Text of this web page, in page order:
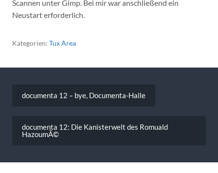
Scannen unter Gimp. Bei mir war anschließend ein
Neustart erforderlich.
Kategorien: Tux Area
documenta 12 – bye, Documenta-Halle
documenta 12: Die Kanisterwelt des Romuald
HazoumÃ©